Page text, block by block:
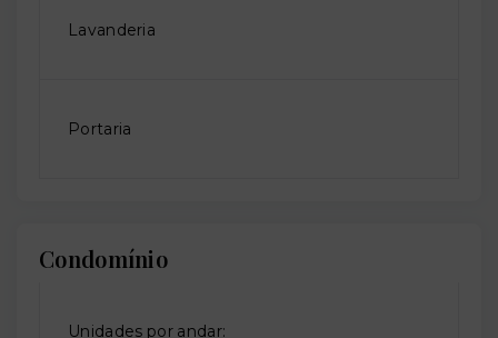
Lavanderia
Portaria
Condomínio
Unidades por andar: